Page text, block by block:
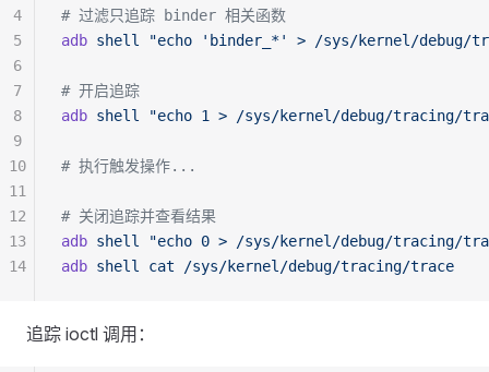
# 过滤只追踪 binder 相关函数
adb shell "echo 'binder_*' > /sys/kernel/
# 开启追踪
adb shell "echo 1 > /sys/kernel/debug/tracing/
# 执行触发操作...
# 关闭追踪并查看结果
adb shell
"echo 0 > /sys/kernel/debug/tracing/
adb shell cat /sys/kernel/debug/tracing/trace
4
5
6
7
8
9
10
11
12
13
14
追踪 ioctl 调用：